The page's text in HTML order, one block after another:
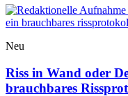
Neu
Riss in Wand oder
brauchbares